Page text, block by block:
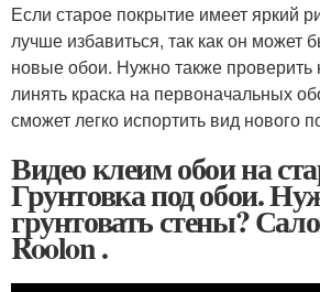
Если старое покрытие имеет яркий
лучше избавиться, так как он может
новые обои. Нужно также проверить
линять краска на первоначальных
сможет легко испортить вид нового
Видео клеим обои на
Грунтовка под обои.
грунтовать стены?
Roolon .